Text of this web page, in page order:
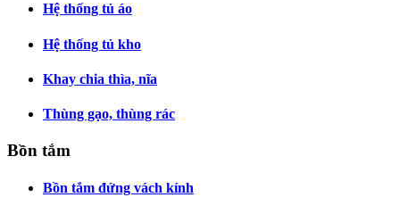
Hệ thống tủ áo
Hệ thống tủ kho
Khay chia thìa, nĩa
Thùng gạo, thùng rác
Bồn tắm
Bồn tắm đứng vách kính